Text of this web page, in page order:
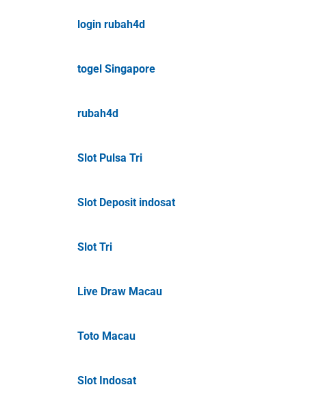
login rubah4d
togel Singapore
rubah4d
Slot Pulsa Tri
Slot Deposit indosat
Slot Tri
Live Draw Macau
Toto Macau
Slot Indosat